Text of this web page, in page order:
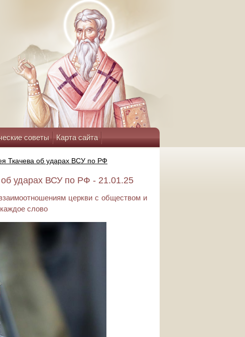
советы Карта сайта
Ткачева об ударах ВСУ по РФ
ударах ВСУ по РФ - 21.01.25
церкви с обществом и
слово